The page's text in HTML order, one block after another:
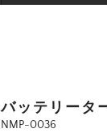
バッテリータ
NMP-0036